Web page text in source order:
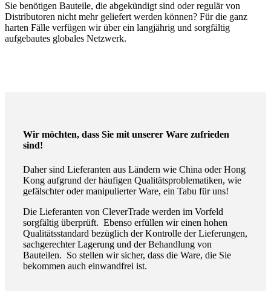
Sie benötigen Bauteile, die abgekündigt sind oder regulär von
Distributoren nicht mehr geliefert werden können? Für die ganz
harten Fälle verfügen wir über ein langjährig und sorgfältig
aufgebautes globales Netzwerk.
Wir möchten, dass Sie mit unserer Ware zufrieden
sind!
Daher sind Lieferanten aus Ländern wie China oder Hong
Kong aufgrund der häufigen Qualitätsproblematiken, wie
gefälschter oder manipulierter Ware, ein Tabu für uns!
Die Lieferanten von CleverTrade werden im Vorfeld
sorgfältig überprüft. Ebenso erfüllen wir einen hohen
Qualitätsstandard bezüglich der Kontrolle der Lieferungen,
sachgerechter Lagerung und der Behandlung von
Bauteilen. So stellen wir sicher, dass die Ware, die Sie
bekommen auch einwandfrei ist.